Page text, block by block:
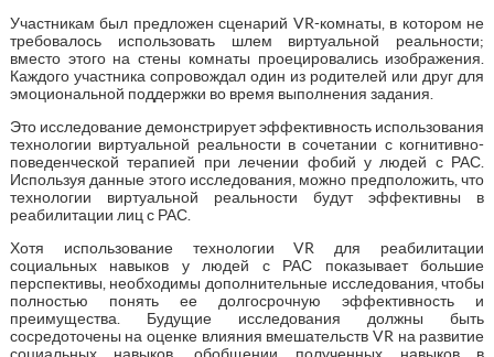
Участникам был предложен сценарий VR-комнаты, в котором не
требовалось использовать шлем виртуальной реальности;
вместо этого на стены комнаты проецировались изображения.
Каждого участника сопровождал один из родителей или друг для
эмоциональной поддержки во время выполнения задания.
Это исследование демонстрирует эффективность использования
технологии виртуальной реальности в сочетании с когнитивно-
поведенческой терапией при лечении фобий у людей с РАС.
Используя данные этого исследования, можно предположить, что
технологии виртуальной реальности будут эффективны в
реабилитации лиц с РАС.
Хотя использование технологии VR для реабилитации
социальных навыков у людей с РАС показывает большие
перспективы, необходимы дополнительные исследования, чтобы
полностью понять ее долгосрочную эффективность и
преимущества. Будущие исследования должны быть
сосредоточены на оценке влияния вмешательств VR на развитие
социальных навыков, обобщении полученных навыков в